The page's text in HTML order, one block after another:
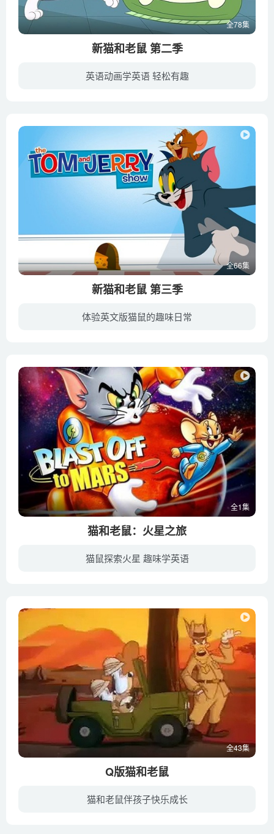
全78集
新猫和老鼠 第二季
英语动画学英语 轻松有趣
全66集
新猫和老鼠 第三季
体验英文版猫鼠的趣味日常
全1集
猫和老鼠：火星之旅
猫鼠探索火星 趣味学英语
全43集
Q版猫和老鼠
猫和老鼠伴孩子快乐成长